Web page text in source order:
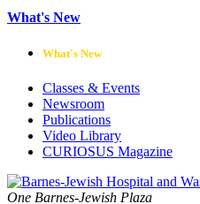
What's New
What's New
Classes & Events
Newsroom
Publications
Video Library
CURIOSUS Magazine
One Barnes-Jewish Plaza